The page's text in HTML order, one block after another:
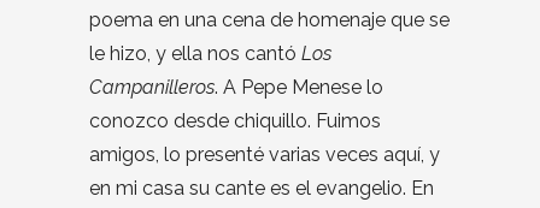
poema en una cena de homenaje que se
le hizo, y ella nos cantó Los
Campanilleros. A Pepe Menese lo
conozco desde chiquillo. Fuimos
amigos, lo presenté varias veces aquí, y
en mi casa su cante es el evangelio. En